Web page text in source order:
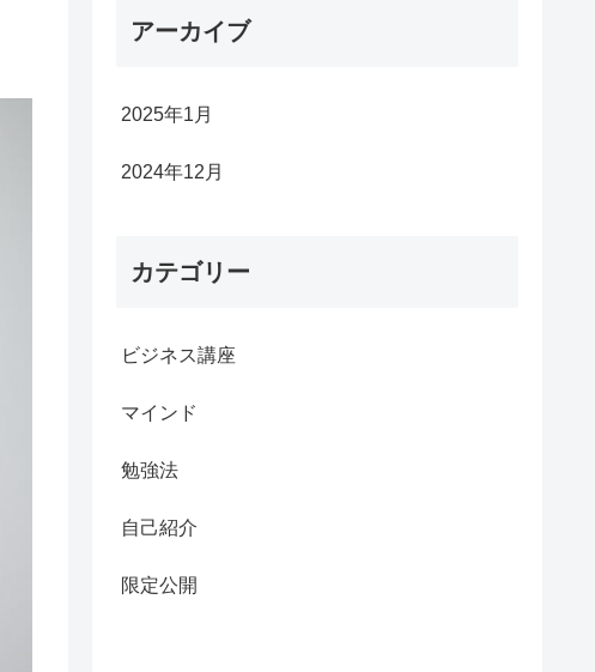
アーカイブ
2025年1月
2024年12月
カテゴリー
ビジネス講座
マインド
勉強法
自己紹介
限定公開